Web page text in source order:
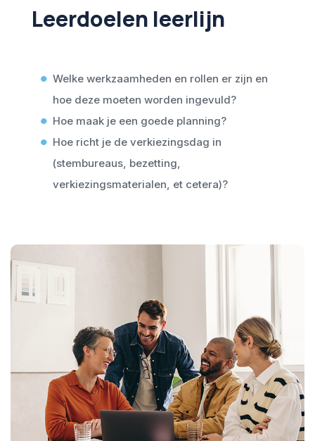
Leerdoelen leerlijn
Welke werkzaamheden en rollen er zijn en
hoe deze moeten worden ingevuld?
Hoe maak je een goede planning?
Hoe richt je de verkiezingsdag in
(stembureaus, bezetting,
verkiezingsmaterialen, et cetera)?